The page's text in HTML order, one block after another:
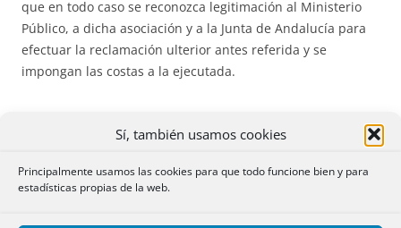
Sí, también usamos cookies
Principalmente usamos las cookies para que todo funcione bien y para
estadísticas propias de la web.
que en todo caso se reconozca legitimación al Ministerio
Público, a dicha asociación y a la Junta de Andalucía para
efectuar la reclamación ulterior antes referida y se
impongan las costas a la ejecutada.
apelado se identifican correctamente lasdos cuestiones